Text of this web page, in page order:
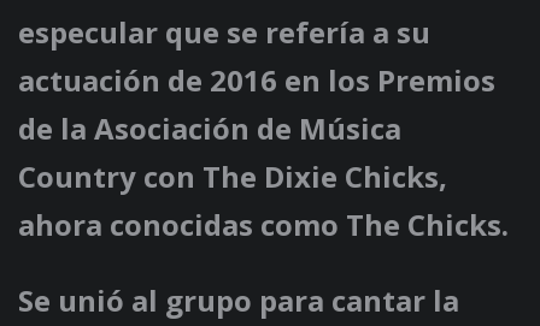
especular que se refería a su
actuación de 2016 en los Premios
de la Asociación de Música
Country con The Dixie Chicks,
ahora conocidas como The Chicks.
Se unió al grupo para cantar la